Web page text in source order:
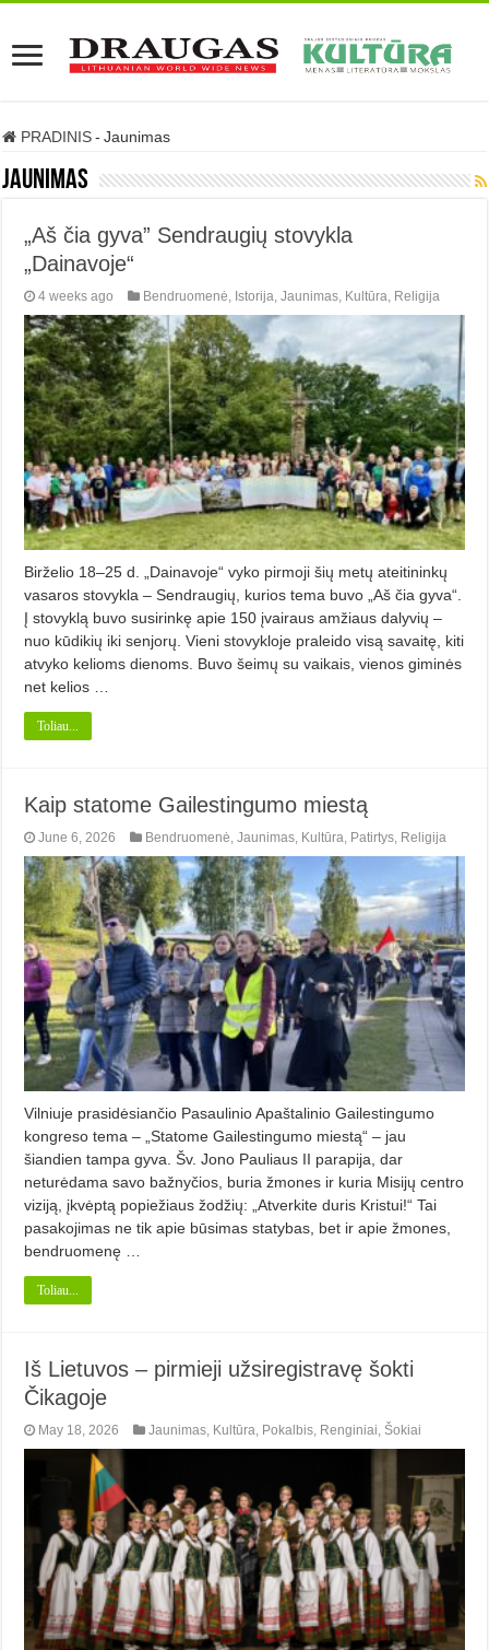
PRADINIS - Jaunimas
Jaunimas
„Aš čia gyva” Sendraugių stovykla
„Dainavoje“
4 weeks ago Bendruomenė, Istorija,Jaunimas, Kultūra, Religija
Birželio 18–25 d. „Dainavoje“ vyko pirmoji šių metų ateitininkų
vasaros stovykla – Sendraugių, kurios tema buvo „Aš čia gyva“.
Į stovyklą buvo susirinkę apie 150 įvairaus amžiaus dalyvių –
nuo kūdikių iki senjorų. Vieni stovykloje praleido visą savaitę, kiti
atvyko kelioms dienoms. Buvo šeimų su vaikais, vienos giminės
net kelios …
Toliau...
Kaip statome Gailestingumo miestą
June 6, 2026 Bendruomenė ,Jaunimas Kultūra Patirtys Religija
Vilniuje prasidėsiančio Pasaulinio Apaštalinio Gailestingumo
kongreso tema – „Statome Gailestingumo miestą“ – jau
šiandien tampa gyva. Šv. Jono Pauliaus II parapija, dar
neturėdama savo bažnyčios, buria žmones ir kuria Misijų centro
viziją, įkvėptą popiežiaus žodžių: „Atverkite duris Kristui!“ Tai
pasakojimas ne tik apie būsimas statybas, bet ir apie žmones,
bendruomenę …
Toliau...
Iš Lietuvos – pirmieji užsiregistravę šokti
Čikagoje
May 18, 2026 Jaunimas Kultūra Pokalbis Renginiai Šokiai